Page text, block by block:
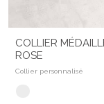
COLLIER
ROSE
Collier personnalisé